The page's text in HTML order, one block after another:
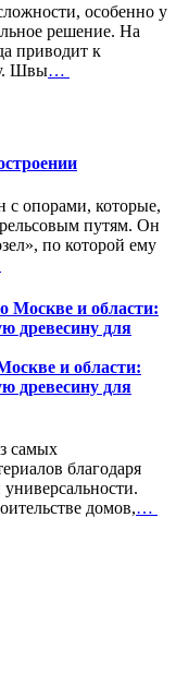
особенно у
решение. На
приводит к
Швы…
с опорами, которые,
путям. Он
по которой ему
и области:
древесину для
самых
благодаря
домов,…